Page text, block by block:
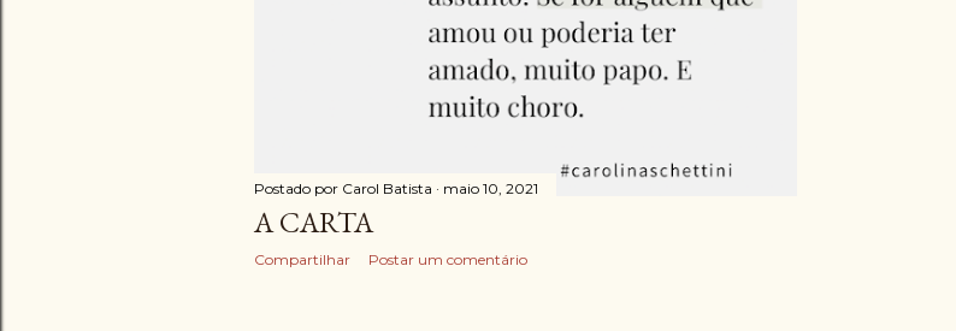
Postado por Carol Batista maio 10, 2021
A CARTA
Compartilhar Postar um comentário